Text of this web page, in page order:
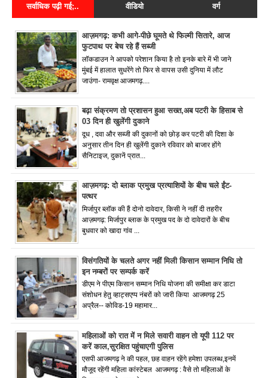
सर्वाधिक पढ़ी गई;.. वीडियो वर्ग
आज़मगढ़: कभी आगे-पीछे घूमते थे फिल्मी सितारे, आज
फुटपाथ पर बेच रहे हैं सब्जी
लॉकडाउन ने आपको परेशान किया है तो इनके बारे में भी जाने
मुंबई में हालात सुधरेंगे तो फिर से वापस उसी दुनिया में लौट
जाउंगा- रामवृक्ष आजमगढ़....
बढ़ा संक्रमण तो प्रशासन हुआ सख्त,अब पटरी के हिसाब से
03 दिन ही खुलेंगी दुकाने
दूध , दवा और सब्जी की दुकानों को छोड़ कर पटरी की दिशा के
अनुसार तीन दिन ही खुलेंगी दुकाने रविवार को बाजार होंगे
सैनिटाइज, दुकानें प्रात...
आज़मगढ़: दो ब्लाक प्रमुख प्रत्याशियों के बीच चले ईंट-
पत्थर
मिर्जापुर ब्लॉक की हैं दोनो दावेदार, किसी ने नहीं दी तहरीर
आज़मगढ़: मिर्जापुर ब्लाक के प्रमुख पद के दो दावेदारों के बीच
बुधवार को खादा गांव ...
विसंगतियों के चलते अगर नहीं मिली किसान सम्मान निधि तो
इन नम्बरों पर सम्पर्क करें
डीएम ने पीएम किसान सम्मान निधि योजना की समीक्षा कर डाटा
संशोधन हेतु व्हाट्सएप्प नंबरों को जारी किया आजमगढ़ 25
अप्रैल-- कोविड-19 महामार...
महिलाओं को रात में न मिले सवारी वाहन तो यूपी 112 पर
करें काल,सुरक्षित पहुंचाएगी पुलिस
एसपी आजमगढ़ ने की पहल, छह वाहन रहेंगे हमेशा उपलब्ध,इनमें
मौजूद रहेंगी महिला कांस्टेबल आजमगढ़ : वैसे तो महिलाओं के